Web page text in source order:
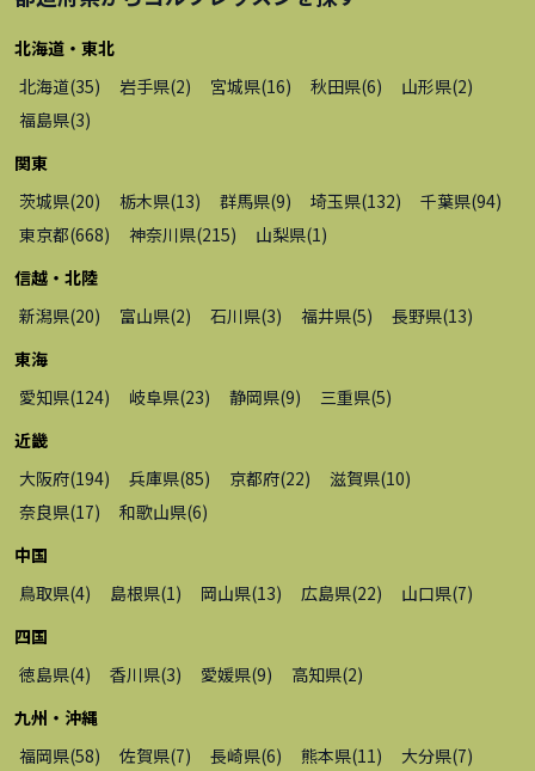
北海道・東北
北海道(35) 岩手県(2) 宮城県(16) 秋田県(6) 山形県(2)
福島県(3)
関東
茨城県(20) 栃木県(13) 群馬県(9) 埼玉県(132) 千葉県(94)
東京都(668) 神奈川県(215) 山梨県(1)
信越・北陸
新潟県(20) 富山県(2) 石川県(3) 福井県(5) 長野県(13)
東海
愛知県(124) 岐阜県(23) 静岡県(9) 三重県(5)
近畿
大阪府(194) 兵庫県(85) 京都府(22) 滋賀県(10)
奈良県(17) 和歌山県(6)
中国
鳥取県(4) 島根県(1) 岡山県(13) 広島県(22) 山口県(7)
四国
徳島県(4) 香川県(3) 愛媛県(9) 高知県(2)
九州・沖縄
福岡県(58) 佐賀県(7) 長崎県(6) 熊本県(11) 大分県(7)